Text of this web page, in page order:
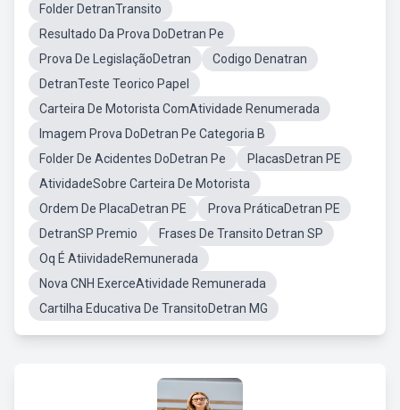
Folder DetranTransito
Resultado Da Prova DoDetran Pe
Prova De LegislaçãoDetran
Codigo Denatran
DetranTeste Teorico Papel
Carteira De Motorista ComAtividade Renumerada
Imagem Prova DoDetran Pe Categoria B
Folder De Acidentes DoDetran Pe
PlacasDetran PE
AtividadeSobre Carteira De Motorista
Ordem De PlacaDetran PE
Prova PráticaDetran PE
DetranSP Premio
Frases De Transito Detran SP
Oq É AtiividadeRemunerada
Nova CNH ExerceAtividade Remunerada
Cartilha Educativa De TransitoDetran MG